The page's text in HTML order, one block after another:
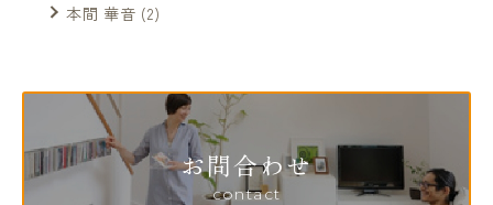
本間 華音 (2)
お問合わせ
contact